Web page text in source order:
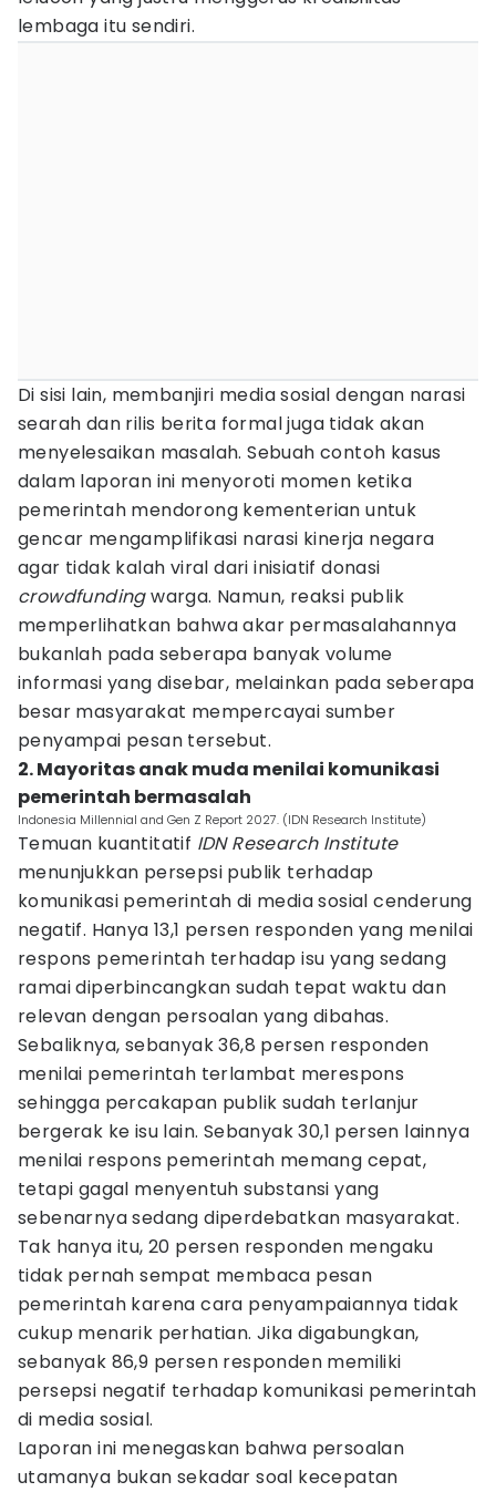
lembaga itu sendiri.
Di sisi lain, membanjiri media sosial dengan narasi
searah dan rilis berita formal juga tidak akan
menyelesaikan masalah. Sebuah contoh kasus
dalam laporan ini menyoroti momen ketika
pemerintah mendorong kementerian untuk
gencar mengamplifikasi narasi kinerja negara
agar tidak kalah viral dari inisiatif donasi
crowdfundingwarga. Namun, reaksi publik
memperlihatkan bahwa akar permasalahannya
bukanlah pada seberapa banyak volume
informasi yang disebar, melainkan pada seberapa
besar masyarakat mempercayai sumber
penyampai pesan tersebut.
2. Mayoritas anak muda menilai komunikasi
pemerintah bermasalah
Indonesia Millennial and Gen Z Report 2027. (IDN Research Institute)
Temuan kuantitatif IDN Research Institute
menunjukkan persepsi publik terhadap
komunikasi pemerintah di media sosial cenderung
negatif. Hanya 13,1 persen responden yang menilai
respons pemerintah terhadap isu yang sedang
ramai diperbincangkan sudah tepat waktu dan
relevan dengan persoalan yang dibahas.
Sebaliknya, sebanyak 36,8 persen responden
menilai pemerintah terlambat merespons
sehingga percakapan publik sudah terlanjur
bergerak ke isu lain. Sebanyak 30,1 persen lainnya
menilai respons pemerintah memang cepat,
tetapi gagal menyentuh substansi yang
sebenarnya sedang diperdebatkan masyarakat.
Tak hanya itu, 20 persen responden mengaku
tidak pernah sempat membaca pesan
pemerintah karena cara penyampaiannya tidak
cukup menarik perhatian. Jika digabungkan,
sebanyak 86,9 persen responden memiliki
persepsi negatif terhadap komunikasi pemerintah
di media sosial.
Laporan ini menegaskan bahwa persoalan
utamanya bukan sekadar soal kecepatan